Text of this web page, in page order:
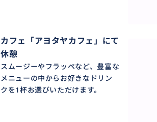
カフェ「アヨタヤカフェ」にて
休憩
スムージーやフラッペなど、豊富な
メニューの中からお好きなドリン
クを1杯お選びいただけます。